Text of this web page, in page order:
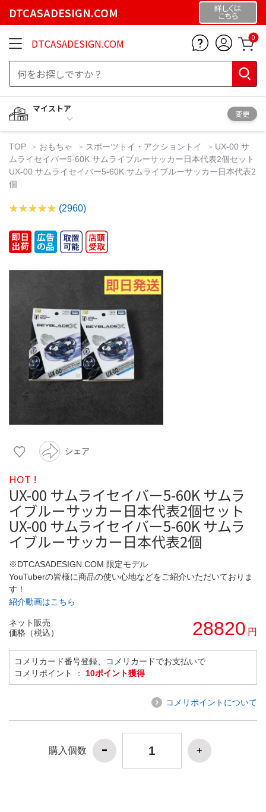
DTCASADESIGN.COM 詳しくは
こちら
DTCASADESIGN.COM 0
マイストア
変更
TOP おもちゃ スポーツトイ・アクショントイ
UX-00 サ
ムライセイバー5-60K サムライブルーサッカー日本代表2個セット
UX-00 サムライセイバー5-60K サムライブルーサッカー日本代表2
個
(2960)
シェア
HOT !
UX-00 サムライセイバー5-60K サムラ
イブルーサッカー日本代表2個セット
UX-00 サムライセイバー5-60K サムラ
イブルーサッカー日本代表2個
※DTCASADESIGN.COM 限定モデル
YouTuberの皆様に商品の使い心地などをご紹介いただいておりま
す！
紹介動画はこちら
ネット販売
価格（税込）
28820 円
コメリカード番号登録、コメリカードでお支払いで
コメリポイント ： 10ポイント獲得
コメリポイントについて
購入個数